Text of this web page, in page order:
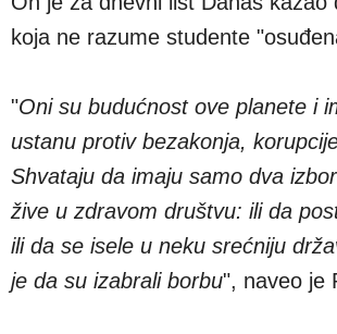
koja ne razume studente
"Oni su budućnost ove planete i
ustanu protiv bezakonja,
Shvataju da imaju samo dva
žive u zdravom društvu: ili da
ili da se isele u neku srećniju
je da su izabrali borbu", naveo je